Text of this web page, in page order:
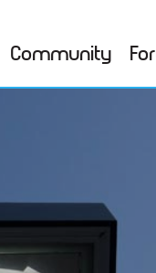
Community